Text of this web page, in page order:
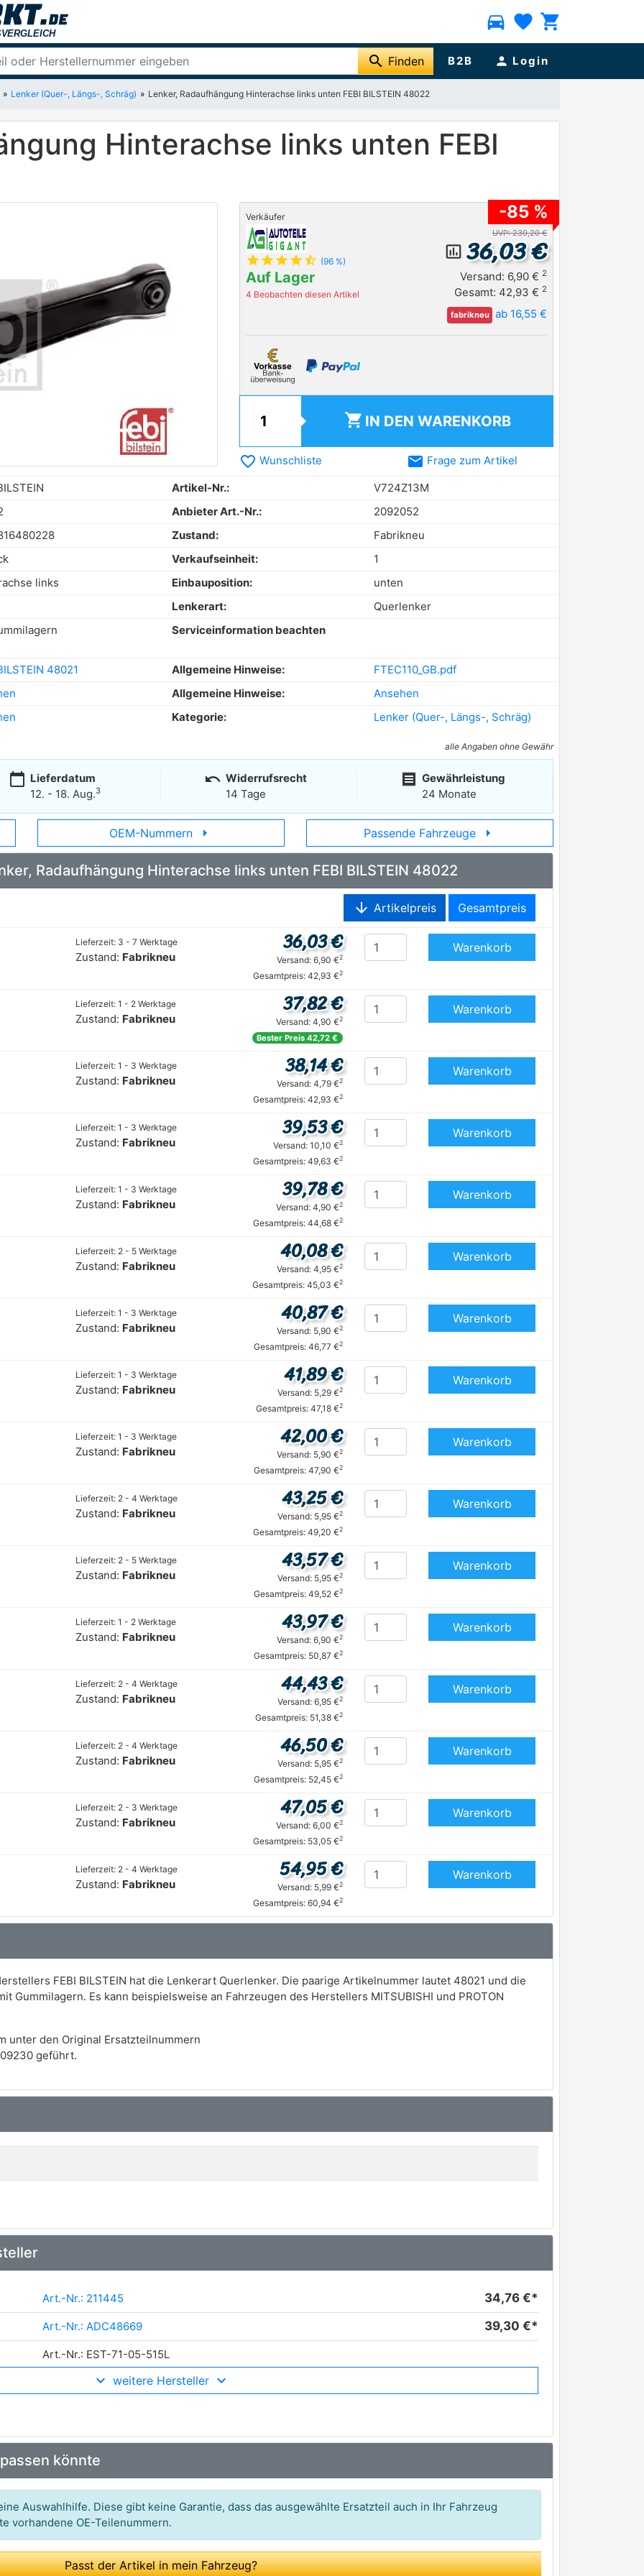
directions_car favorite shopping_cart
search Finden B2B person Login
Lenker (Quer-, Längs-, Schräg) Lenker, Radaufhängung Hinterachse links unten FEBI BILSTEIN 48022
Hinterachse links unten FEBI
Verkäufer
star star star star star_half (96 %)
Auf Lager
4 Beobachten diesen Artikel
-85 %
UVP: 239,20 €
insert_chart_outlined 36,03 €
Versand: 6,90 € 2
Gesamt: 42,93 € 2
fabrikneu ab 16,55 €
shopping_cart IN DEN WARENKORB
favorite_border Wunschliste email Frage zum Artikel
Artikel-Nr.:
V724Z13M
Anbieter Art.-Nr.:
2092052
Zustand:
Fabrikneu
Verkaufseinheit:
1
links Einbauposition:
unten
Lenkerart:
Querlenker
Serviceinformation beachten
48021 Allgemeine Hinweise:
FTEC110_GB.pdf
Allgemeine Hinweise:
Ansehen
Kategorie: Lenker (Quer-, Längs-, Schräg)
alle Angaben ohne Gewähr
calendar_today Lieferdatum
12. - 18. Aug.3
undo Widerrufsrecht
14 Tage
receipt Gewährleistung
24 Monate
OEM-Nummern arrow_right Passende Fahrzeuge arrow_right
Radaufhängung Hinterachse links unten FEBI BILSTEIN 48022
arrow_downward Artikelpreis Gesamtpreis
Lieferzeit: 3 - 7 Werktage
Zustand: Fabrikneu
36,03 €
Versand: 6,90 €2
Gesamtpreis: 42,93 €2
Warenkorb
Lieferzeit: 1 - 2 Werktage
Zustand: Fabrikneu
37,82 €
Versand: 4,90 €2
Bester Preis 42,72 €
Warenkorb
Lieferzeit: 1 - 3 Werktage
Zustand: Fabrikneu
38,14 €
Versand: 4,79 €2
Gesamtpreis: 42,93 €2
Warenkorb
Lieferzeit: 1 - 3 Werktage
Zustand: Fabrikneu
39,53 €
Versand: 10,10 €2
Gesamtpreis: 49,63 €2
Warenkorb
Lieferzeit: 1 - 3 Werktage
Zustand: Fabrikneu
39,78 €
Versand: 4,90 €2
Gesamtpreis: 44,68 €2
Warenkorb
Lieferzeit: 2 - 5 Werktage
Zustand: Fabrikneu
40,08 €
Versand: 4,95 €2
Gesamtpreis: 45,03 €2
Warenkorb
Lieferzeit: 1 - 3 Werktage
Zustand: Fabrikneu
40,87 €
Versand: 5,90 €2
Gesamtpreis: 46,77 €2
Warenkorb
Lieferzeit: 1 - 3 Werktage
Zustand: Fabrikneu
41,89 €
Versand: 5,29 €2
Gesamtpreis: 47,18 €2
Warenkorb
Lieferzeit: 1 - 3 Werktage
Zustand: Fabrikneu
42,00 €
Versand: 5,90 €2
Gesamtpreis: 47,90 €2
Warenkorb
Lieferzeit: 2 - 4 Werktage
Zustand: Fabrikneu
43,25 €
Versand: 5,95 €2
Gesamtpreis: 49,20 €2
Warenkorb
Lieferzeit: 2 - 5 Werktage
Zustand: Fabrikneu
43,57 €
Versand: 5,95 €2
Gesamtpreis: 49,52 €2
Warenkorb
Lieferzeit: 1 - 2 Werktage
Zustand: Fabrikneu
43,97 €
Versand: 6,90 €2
Gesamtpreis: 50,87 €2
Warenkorb
Lieferzeit: 2 - 4 Werktage
Zustand: Fabrikneu
44,43 €
Versand: 6,95 €2
Gesamtpreis: 51,38 €2
Warenkorb
Lieferzeit: 2 - 4 Werktage
Zustand: Fabrikneu
46,50 €
Versand: 5,95 €2
Gesamtpreis: 52,45 €2
Warenkorb
Lieferzeit: 2 - 3 Werktage
Zustand: Fabrikneu
47,05 €
Versand: 6,00 €2
Gesamtpreis: 53,05 €2
Warenkorb
Lieferzeit: 2 - 4 Werktage
Zustand: Fabrikneu
54,95 €
Versand: 5,99 €2
Gesamtpreis: 60,94 €2
Warenkorb
FEBI BILSTEIN hat die Lenkerart Querlenker. Die paarige Artikelnummer lautet 48021 und die
Gummilagern. Es kann beispielsweise an Fahrzeugen des Herstellers MITSUBISHI und PROTON
unter den Original Ersatzteilnummern
geführt.
Art.-Nr.: 211445 34,76 €*
Art.-Nr.: ADC48669 39,30 €*
Art.-Nr.: EST-71-05-515L
Art.-Nr.: CQ515L
Art.-Nr.: 71-05-515L
Art.-Nr.: 290RT03349
Art.-Nr.: CS-525L
Art.-Nr.: GSP502397
Art.-Nr.: S061088
weitere Hersteller
könnte
Auswahlhilfe. Diese gibt keine Garantie, dass das ausgewählte Ersatzteil auch in Ihr Fahrzeug
vorhandene OE-Teilenummern.
Passt der Artikel in mein Fahrzeug?